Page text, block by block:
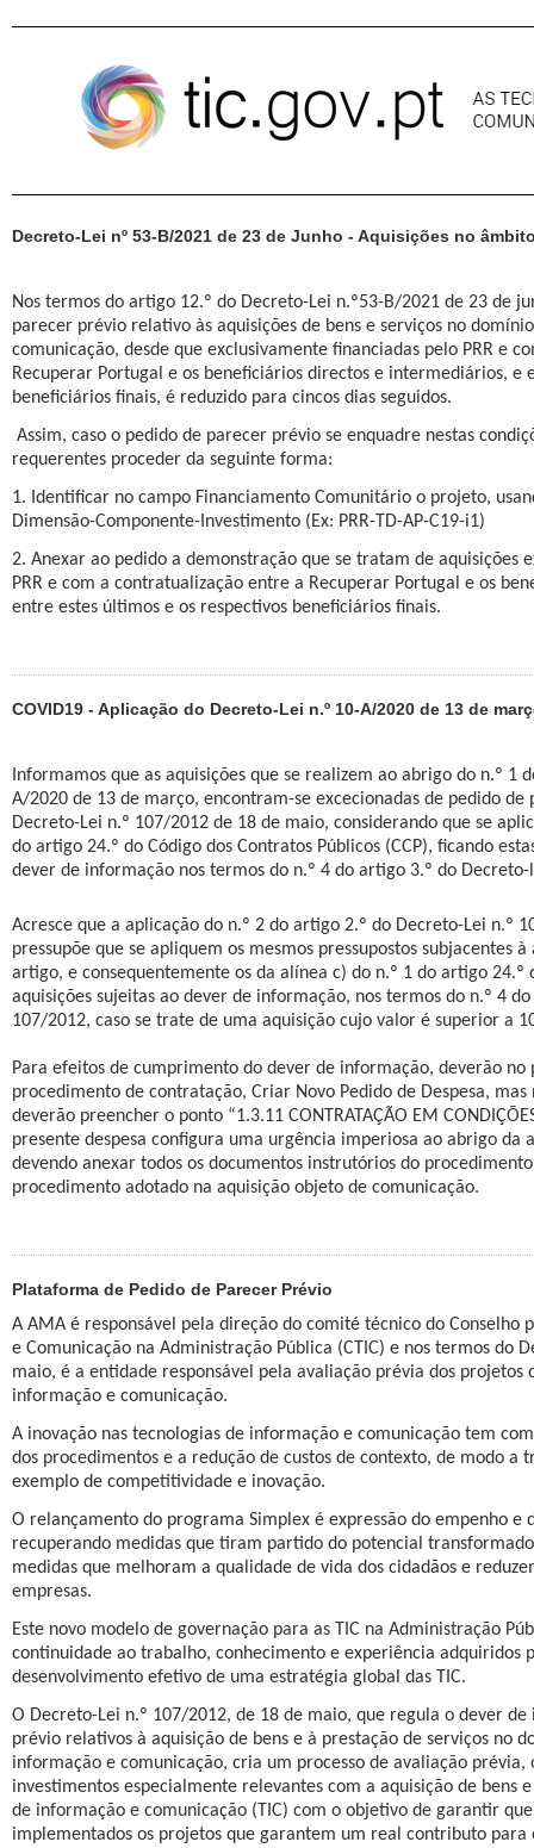
Decreto-Lei nº 53-B/2021 de 23 de Junho - Aquisições no
Nos termos do artigo 12.º do Decreto-Lei n.º53-B/2021 de 23 de
parecer prévio relativo às aquisições de bens e serviços no
comunicação, desde que exclusivamente financiadas pelo PRR e
Recuperar Portugal e os beneficiários directos e intermediários, e
beneficiários finais, é reduzido para cincos dias seguidos.
Assim, caso o pedido de parecer prévio se enquadre nestas
requerentes proceder da seguinte forma:
1. Identificar no campo Financiamento Comunitário o projeto,
Dimensão-Componente-Investimento (Ex: PRR-TD-AP-C19-i1)
2. Anexar ao pedido a demonstração que se tratam de aquisições
PRR e com a contratualização entre a Recuperar Portugal e os
entre estes últimos e os respectivos beneficiários finais.
COVID19 - Aplicação do Decreto-Lei n.º 10-A/2020 de 13 de
Informamos que as aquisições que se realizem ao abrigo do n.º 1
A/2020 de 13 de março, encontram-se excecionadas de pedido
Decreto-Lei n.º 107/2012 de 18 de maio, considerando que se
do artigo 24.º do Código dos Contratos Públicos (CCP), ficando
dever de informação nos termos do n.º 4 do artigo 3.º do
Acresce que a aplicação do n.º 2 do artigo 2.º do Decreto-Lei n.º
pressupõe que se apliquem os mesmos pressupostos subjacentes
artigo, e consequentemente os da alínea c) do n.º 1 do artigo 24.º
aquisições sujeitas ao dever de informação, nos termos do n.º 4
107/2012, caso se trate de uma aquisição cujo valor é superior a
Para efeitos de cumprimento do dever de informação, deverão no
procedimento de contratação, Criar Novo Pedido de Despesa,
deverão preencher o ponto “1.3.11 CONTRATAÇÃO EM
presente despesa configura uma urgência imperiosa ao abrigo da
devendo anexar todos os documentos instrutórios do
procedimento adotado na aquisição objeto de comunicação.
Plataforma de Pedido de Parecer Prévio
A AMA é responsável pela direção do comité técnico do Conselho
e Comunicação na Administração Pública (CTIC) e nos termos do
maio, é a entidade responsável pela avaliação prévia dos projetos
informação e comunicação.
A inovação nas tecnologias de informação e comunicação tem
dos procedimentos e a redução de custos de contexto, de modo a
exemplo de competitividade e inovação.
O relançamento do programa Simplex é expressão do empenho e
recuperando medidas que tiram partido do potencial
medidas que melhoram a qualidade de vida dos cidadãos e
empresas.
Este novo modelo de governação para as TIC na Administração
continuidade ao trabalho, conhecimento e experiência adquiridos
desenvolvimento efetivo de uma estratégia global das TIC.
O Decreto-Lei n.º 107/2012, de 18 de maio, que regula o dever
prévio relativos à aquisição de bens e à prestação de serviços no
informação e comunicação, cria um processo de avaliação
investimentos especialmente relevantes com a aquisição de bens
de informação e comunicação (TIC) com o objetivo de garantir
implementados os projetos que garantem um real contributo para